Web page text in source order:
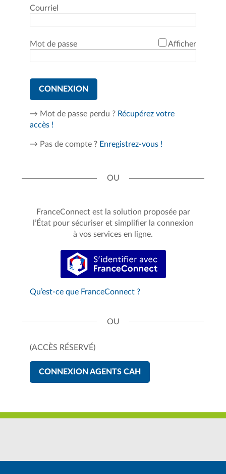
Courriel
Mot de passe Afficher
CONNEXION
→ Mot de passe perdu ? Récupérez votre
accès !
→ Pas de compte ? Enregistrez-vous !
FranceConnect est la solution proposée par
l’État pour sécuriser et simplifier la connexion
à vos services en ligne.
S’identifier avec FranceConnect
Qu’est-ce que FranceConnect ?
(ACCÈS RÉSERVÉ)
CONNEXION AGENTS CAH